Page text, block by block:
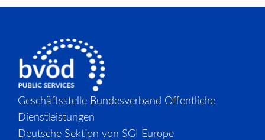
Geschäftsstelle Bundesverband Öffentliche
Dienstleistungen
Deutsche Sektion von SGI Europe